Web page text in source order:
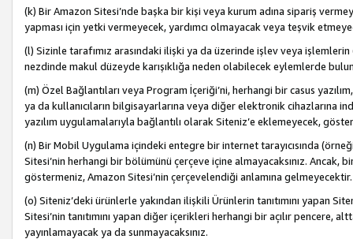
(k) Bir Amazon Sitesi’nde başka bir kişi veya kurum adına sipariş
yapması için yetki vermeyecek, yardımcı olmayacak veya teşvik
(l) Sizinle tarafımız arasındaki ilişki ya da üzerinde işlev veya
nezdinde makul düzeyde karışıklığa neden olabilecek eylemlerde
(m) Özel Bağlantıları veya Program İçeriği’ni, herhangi bir casus
ya da kullanıcıların bilgisayarlarına veya diğer elektronik
yazılım uygulamalarıyla bağlantılı olarak Siteniz’e eklemeyecek,
(n) Bir Mobil Uygulama içindeki entegre bir internet tarayıcısında
Sitesi’nin herhangi bir bölümünü çerçeve içine almayacaksınız. Ancak,
göstermeniz, Amazon Sitesi’nin çerçevelendiği anlamına gelmeyecektir.
(o) Siteniz’deki ürünlerle yakından ilişkili Ürünlerin tanıtımını yapan
Sitesi’nin tanıtımını yapan diğer içerikleri herhangi bir açılır pencere,
yayınlamayacak ya da sunmayacaksınız.